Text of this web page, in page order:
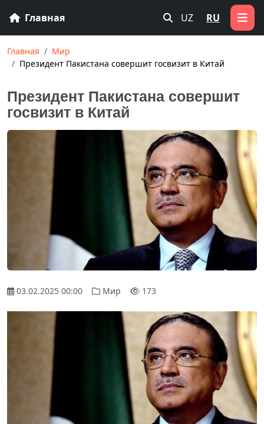
Главная UZ RU
Главная
Мир
Президент Пакистана совершит госвизит в Китай
Президент Пакистана совершит
госвизит в Китай
03.02.2025 00:00 Мир 173